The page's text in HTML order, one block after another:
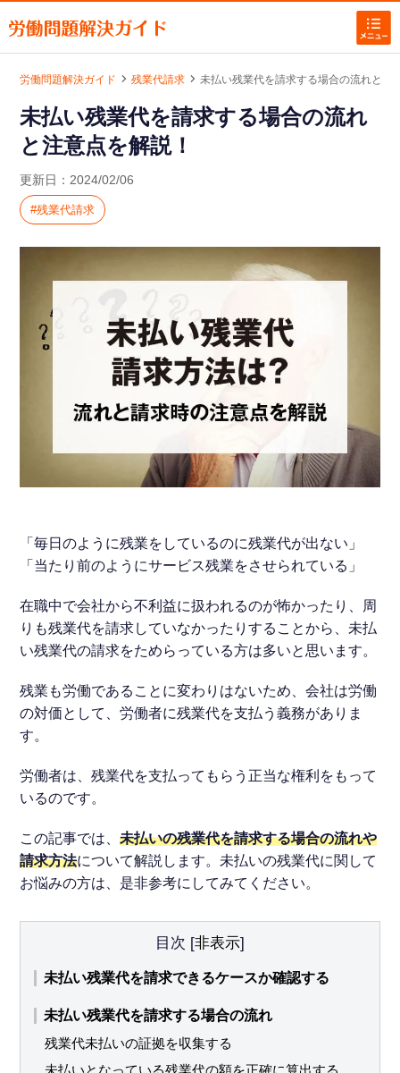
ホームに戻る
労働問題お悩み解決
残業代計算ツール
労働問題の記事一覧
労働問題お悩み別カテゴリーを探す
給料未払い
労働災害
退職・手続き
労働問題全般
労働問題解決ガイド |残業代請求 |未払い残業代を請求する場合の流れと注
未払い残業代を請求する場合の流れ
と注意点を解説！
更新日： 2024/02/06
残業代請求
「毎日のように残業をしているのに残業代が出ない」
「当たり前のようにサービス残業をさせられている」
在職中で会社から不利益に扱われるのが怖かったり、周
りも残業代を請求していなかったりすることから、未払
い残業代の請求をためらっている方は多いと思います。
残業も労働であることに変わりはないため、会社は労働
の対価として、労働者に残業代を支払う義務がありま
す。
労働者は、残業代を支払ってもらう正当な権利をもって
いるのです。
この記事では、未払いの残業代を請求する場合の流れや
請求方法について解説します。未払いの残業代に関して
お悩みの方は、是非参考にしてみてください。
目次 [非表示]
未払い残業代を請求できるケースか確認する
未払い残業代を請求する場合の流れ
残業代未払いの証拠を収集する
未払いとなっている残業代の額を正確に算出する